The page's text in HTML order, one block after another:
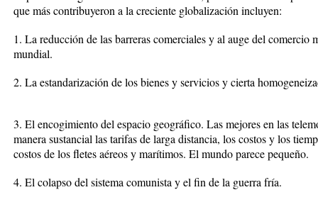
que más contribuyeron a la creciente globalización incluyen:
1. La reducción de las barreras comerciales y al auge del comercio
mundial.
2. La estandarización de los bienes y servicios y cierta
3. El encogimiento del espacio geográfico. Las mejores en las
manera sustancial las tarifas de larga distancia, los costos y los
costos de los fletes aéreos y marítimos. El mundo parece pequeño.
4. El colapso del sistema comunista y el fin de la guerra fría.